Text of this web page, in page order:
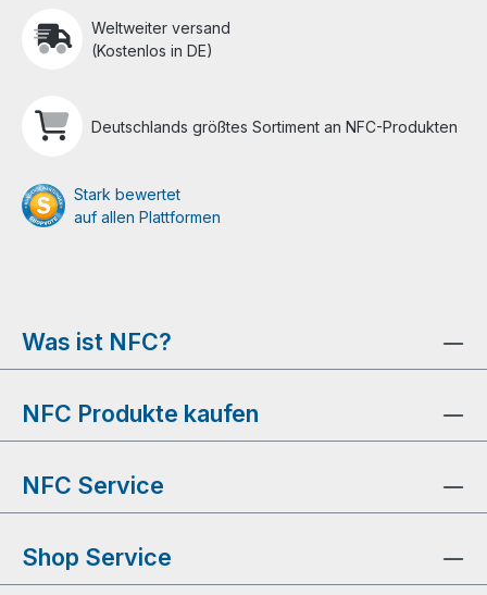
Weltweiter versand
(Kostenlos in DE)
Deutschlands größtes Sortiment an NFC-Produkten
Stark bewertet
auf allen Plattformen
Was ist NFC?
NFC Produkte kaufen
NFC Service
Shop Service